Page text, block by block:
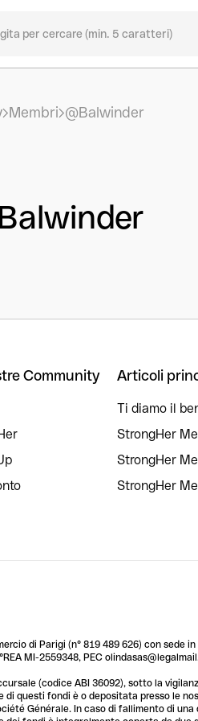
Membri @Balwinder
Community Articoli
Ti diamo il
StrongHer
StrongHer
StrongHer
di Parigi (n° 819 489 626) con sede
MI-2559348, PEC
(codice ABI 36092), sotto la
questi fondi è o depositata presso le
Générale. In caso di fallimento di